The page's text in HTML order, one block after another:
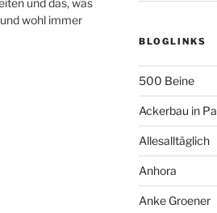
und das, was
wohl immer
BLOGLINKS
500 Beine
Ackerbau in
Allesalltäglich
Anhora
Anke Groener